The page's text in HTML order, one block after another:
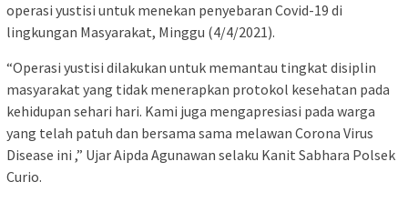
operasi yustisi untuk menekan penyebaran Covid-19 di
lingkungan Masyarakat, Minggu (4/4/2021).
“Operasi yustisi dilakukan untuk memantau tingkat disiplin
masyarakat yang tidak menerapkan protokol kesehatan pada
kehidupan sehari hari. Kami juga mengapresiasi pada warga
yang telah patuh dan bersama sama melawan Corona Virus
Disease ini ,” Ujar Aipda Agunawan selaku Kanit Sabhara Polsek
Curio.